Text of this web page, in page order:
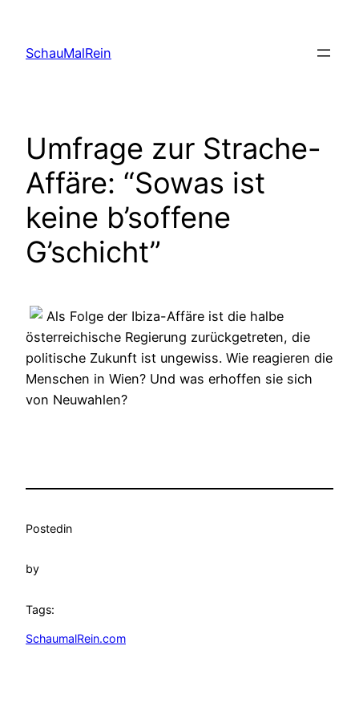
content
SchauMalRein
Umfrage zur Strache-
Affäre: “Sowas ist
keine b’soffene
G’schicht”
Als Folge der Ibiza-Affäre ist die halbe
österreichische Regierung zurückgetreten, die
politische Zukunft ist ungewiss. Wie reagieren die
Menschen in Wien? Und was erhoffen sie sich
von Neuwahlen?
Postedin
by
Tags:
SchaumalRein.com